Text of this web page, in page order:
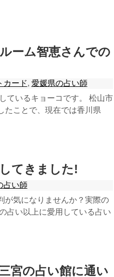
ーム智恵さんでの
カード, 愛媛県の占い師
ているキョーコです。 松山市
たことで、現在では香川県
てきました!
占い師
が気になりませんか？実際の
占い以上に愛用している占い
宮の占い館に通い